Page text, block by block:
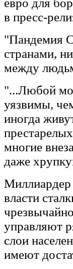
в пресс-
"Пандемия
странами,
между
"...Любой
уязвимы,
иногда
многие
даже
Миллиардер
власти
управляют
слои
имеют